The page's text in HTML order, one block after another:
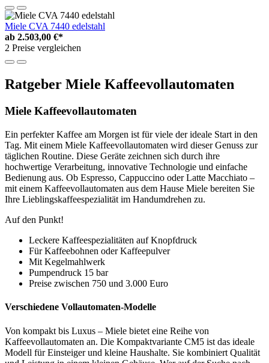
Miele CVA 7440 edelstahl
ab 2.503,00 €*
2 Preise vergleichen
Ratgeber Miele Kaffeevollautomaten
Miele Kaffeevollautomaten
Ein perfekter Kaffee am Morgen ist für viele der ideale Start in den
Tag. Mit einem Miele Kaffeevollautomaten wird dieser Genuss zur
täglichen Routine. Diese Geräte zeichnen sich durch ihre
hochwertige Verarbeitung, innovative Technologie und einfache
Bedienung aus. Ob Espresso, Cappuccino oder Latte Macchiato –
mit einem Kaffeevollautomaten aus dem Hause Miele bereiten Sie
Ihre Lieblingskaffeespezialität im Handumdrehen zu.
Auf den Punkt!
Leckere Kaffeespezialitäten auf Knopfdruck
Für Kaffeebohnen oder Kaffeepulver
Mit Kegelmahlwerk
Pumpendruck 15 bar
Preise zwischen 750 und 3.000 Euro
Verschiedene Vollautomaten-Modelle
Von kompakt bis Luxus – Miele bietet eine Reihe von
Kaffeevollautomaten an. Die Kompaktvariante CM5 ist das ideale
Modell für Einsteiger und kleine Haushalte. Sie kombiniert Qualität